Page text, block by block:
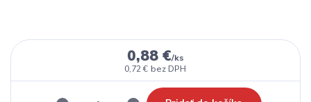
0,88 €/ks
0,72 € bez DPH